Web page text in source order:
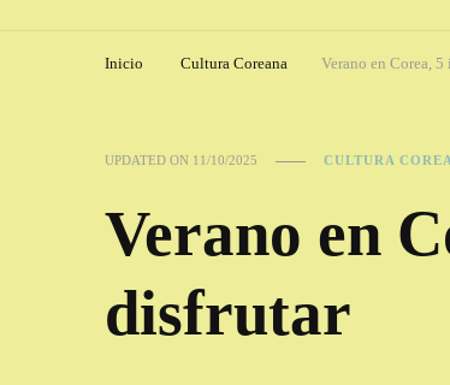
Inicio Cultura Coreana Verano en Corea,
UPDATED ON 11/10/2025 CULTURA
Verano en
disfrutar